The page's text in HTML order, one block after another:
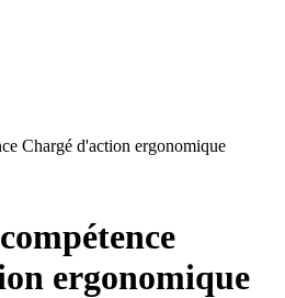
Chargé d'action ergonomique
ergonomique